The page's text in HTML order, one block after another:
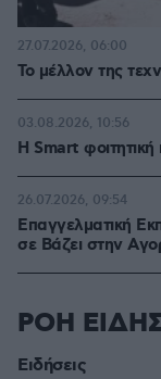
Το μέλλον της
27.07.2026, 06:00
Η Smart
03.08.2026, 10:56
Επαγγελματική
σε Bάζει στην
26.07.2026, 09:54
ΡΟΗ
Ειδήσεις